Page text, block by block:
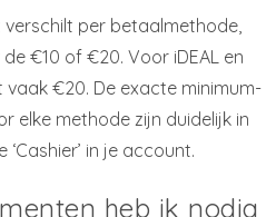
per betaalmethode,
€10 of €20. Voor iDEAL en
€20. De exacte minimum-
elke methode zijn duidelijk in
in je account.
heb ik nodig